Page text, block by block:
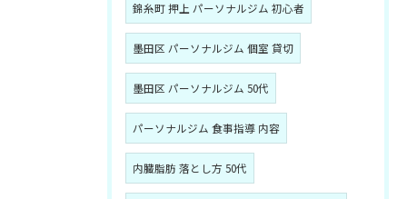
錦糸町 押上 パーソナルジム 初心者
墨田区 パーソナルジム 個室 貸切
墨田区 パーソナルジム 50代
パーソナルジム 食事指導 内容
内臓脂肪 落とし方 50代